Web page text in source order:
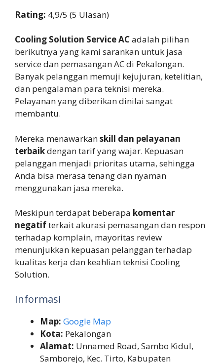
Rating: 4,9/5 (5 Ulasan)
Cooling Solution Service ACadalah pilihan
berikutnya yang kami sarankan untuk jasa
service dan pemasangan AC di Pekalongan.
Banyak pelanggan memuji kejujuran, ketelitian,
dan pengalaman para teknisi mereka.
Pelayanan yang diberikan dinilai sangat
membantu.
Mereka menawarkanskill dan pelayanan
terbaikdengan tarif yang wajar. Kepuasan
pelanggan menjadi prioritas utama, sehingga
Anda bisa merasa tenang dan nyaman
menggunakan jasa mereka.
Meskipun terdapat beberapa komentar
negatifterkait akurasi pemasangan dan respon
terhadap komplain, mayoritas review
menunjukkan kepuasan pelanggan terhadap
kualitas kerja dan keahlian teknisi Cooling
Solution.
Informasi
Map: Google Map
Kota: Pekalongan
Alamat: Unnamed Road, Sambo Kidul,
Samborejo, Kec. Tirto, Kabupaten